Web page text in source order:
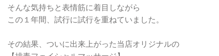
そんな気持ちと表情筋に着目しながら
この１年間、試行に試行を重ねていました。
その結果、ついに出来上がった当店オリジナルの